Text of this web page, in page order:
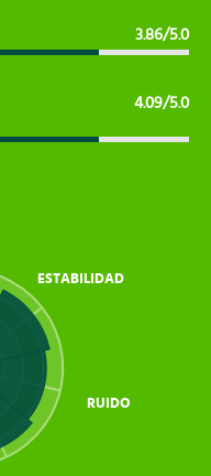
3.86/5.0
4.09/5.0
ESTABILIDAD
RUIDO